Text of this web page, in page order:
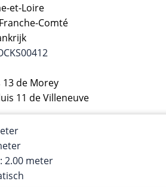
et-Loire
Comté
13 de Morey
11 de Villeneuve
2.00 meter